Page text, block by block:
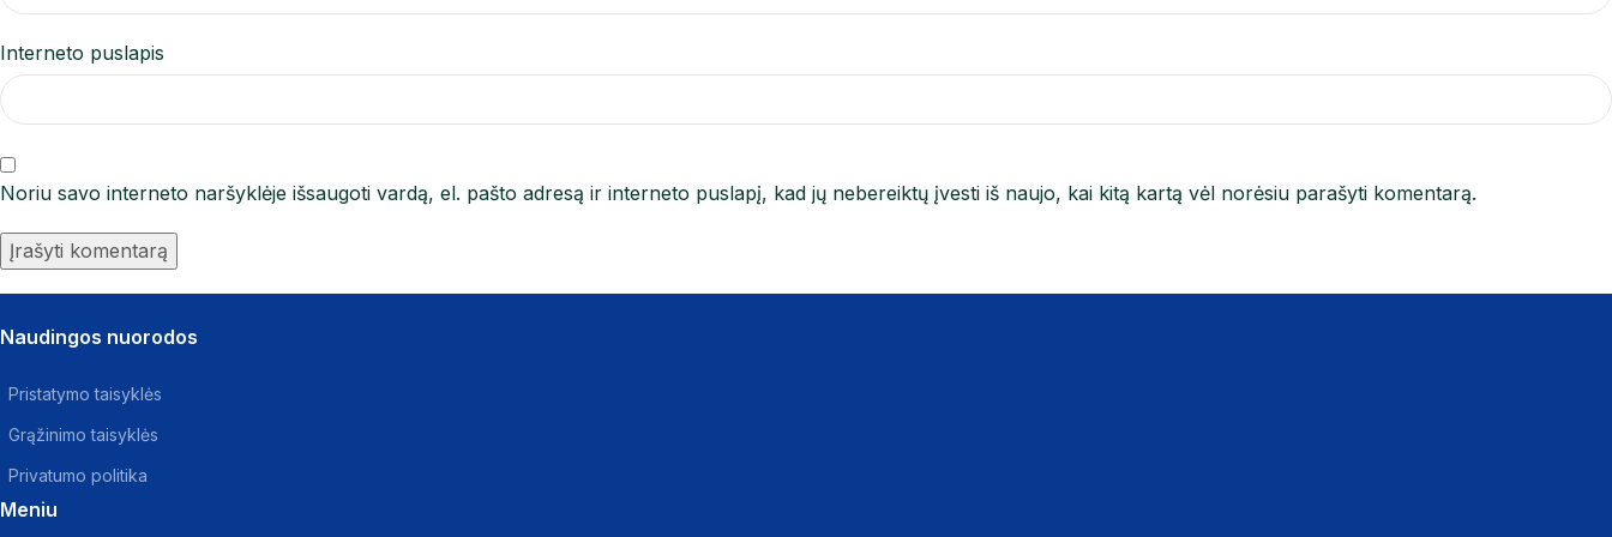
Interneto puslapis
Noriu savo interneto naršyklėje išsaugoti vardą, el. pašto adresą ir interneto puslapį, kad jų nebereiktų įvesti iš naujo, kai kitą kartą vėl norėsiu parašyti komentarą.
Naudingos nuorodos
Pristatymo taisyklės
Grąžinimo taisyklės
Privatumo politika
Meniu